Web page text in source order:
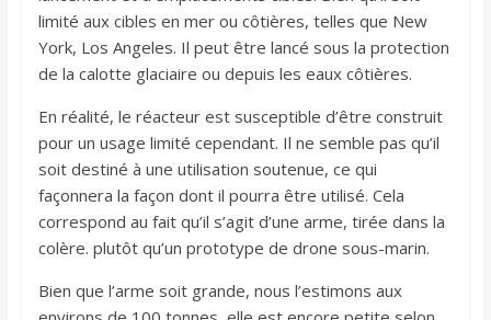
limité aux cibles en mer ou côtières, telles que New
York, Los Angeles. Il peut être lancé sous la protection
de la calotte glaciaire ou depuis les eaux côtières.
En réalité, le réacteur est susceptible d’être construit
pour un usage limité cependant. Il ne semble pas qu’il
soit destiné à une utilisation soutenue, ce qui
façonnera la façon dont il pourra être utilisé. Cela
correspond au fait qu’il s’agit d’une arme, tirée dans la
colère. plutôt qu’un prototype de drone sous-marin.
Bien que l’arme soit grande, nous l’estimons aux